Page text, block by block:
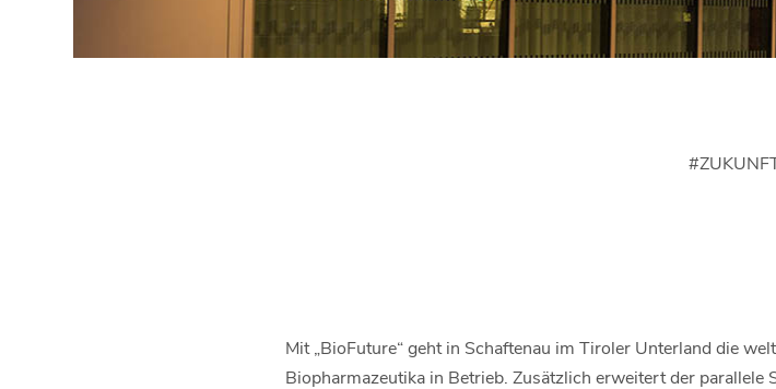
#
Mit „BioFuture“ geht in Schaftenau im Tiroler Unterland die
Biopharmazeutika in Betrieb. Zusätzlich erweitert der parallele